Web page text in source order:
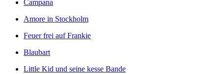
Campana
Amore in Stockholm
Feuer frei auf Frankie
Blaubart
Little Kid und seine kesse Bande